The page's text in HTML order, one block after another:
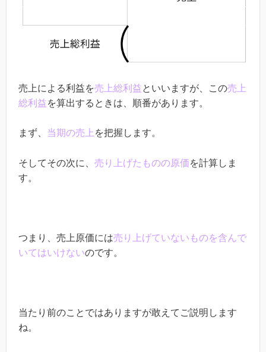
売上による利益を売上総利益といいますが、この売上
総利益を算出するときは、順番があります。
まず、 当期の売上 を把握します。
そしてその次に、 売り上げたものの原価を計算しま
す。
つまり、売上原価には売り上げていないものを含んで
いてはいけないのです。
当たり前のことではありますが敢えてご説明します
ね。